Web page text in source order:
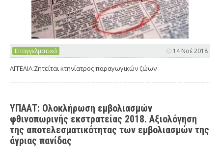
Επαγγελματικά 14 Νοέ 2018
ΑΓΓΕΛΙΑ:Ζητείται κτηνίατρος παραγωγικών ζώων
ΥΠΑΑΤ: Ολοκλήρωση εµβολιασµών
φθινοπωρινής εκστρατείας 2018. Αξιολόγηση
της αποτελεσµατικότητας των εµβολιασµών της
άγριας πανίδας